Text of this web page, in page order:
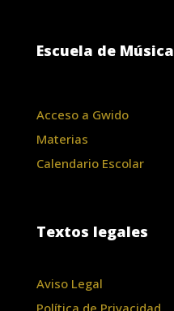
Escuela de Música
Acceso a Gwido
Materias
Calendario Escolar
Textos legales
Aviso Legal
Política de Privacidad